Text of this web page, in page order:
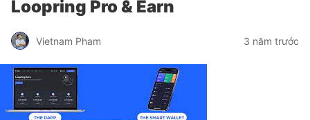
Loopring Pro & Earn
Vietnam Pham 3 năm trước